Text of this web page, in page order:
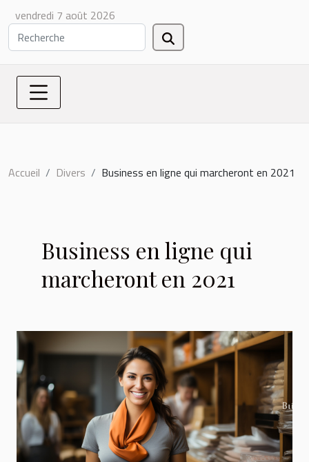
vendredi 7 août 2026
Accueil Divers Business en ligne qui marcheront en 2021
Business en ligne qui
marcheront en 2021